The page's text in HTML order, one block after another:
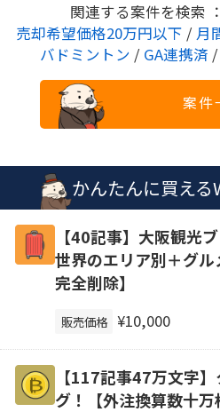
関連する案件を検索 ：
売却希望価格20万円以下 / 月
バドミントン / GA連携済 /
案件
かんたんに買え
【40記事】大阪観光
世界のエリア別＋グ
完全削除】
販売価格 ¥10,000
【117記事47万文字
グ！【外注換算数十万